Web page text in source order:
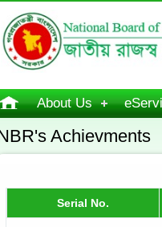
About Us
Achievments
Serial No.